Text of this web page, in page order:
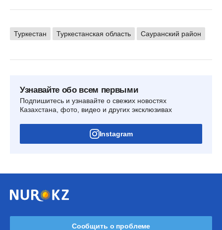
Туркестан Туркестанская область Сауранский район
Узнавайте обо всем первыми
Подпишитесь и узнавайте о свежих новостях
Казахстана, фото, видео и других эксклюзивах
Instagram
Сообщить о проблеме